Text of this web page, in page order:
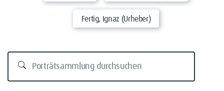
Fertig, Ignaz (Urheber)